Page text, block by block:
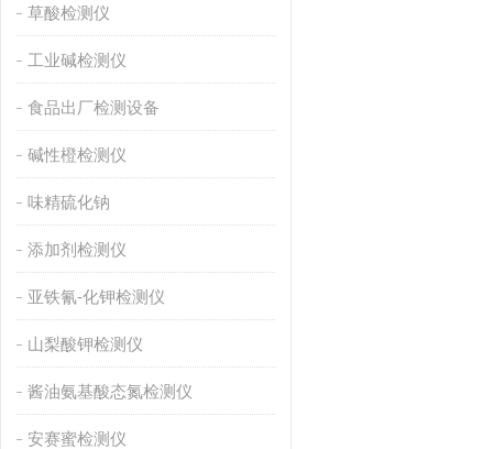
草酸检测仪
工业碱检测仪
食品出厂检测设备
碱性橙检测仪
味精硫化钠
添加剂检测仪
亚铁氰-化钾检测仪
山梨酸钾检测仪
酱油氨基酸态氮检测仪
安赛蜜检测仪